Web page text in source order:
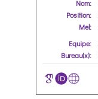
Nom:
Position:
Mel:
Equipe:
Bureau(x):